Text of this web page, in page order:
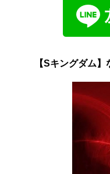
【Sキングダム